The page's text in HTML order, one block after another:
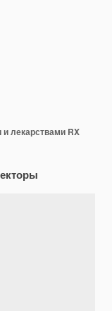
лекарствами RX